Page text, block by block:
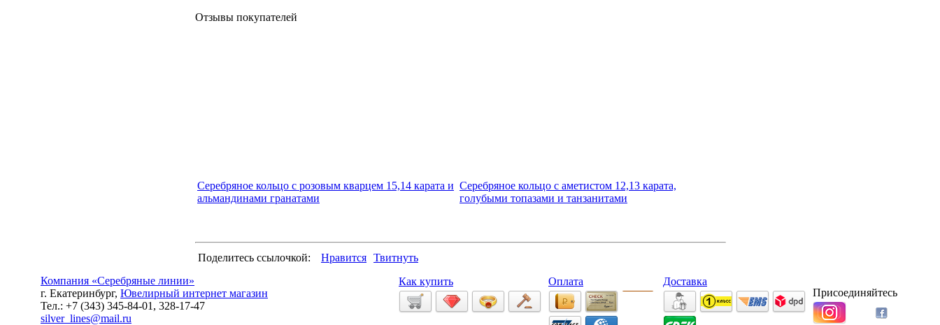
Отзывы покупателей
Серебряное кольцо с розовым кварцем 15,14 карата и
альмандинами гранатами
Серебряное кольцо с аметистом 12,13 карата,
голубыми топазами и танзанитами
Поделитесь ссылочкой: Нравится Твитнуть
Компания «Серебряные линии»
г. Екатеринбург, Ювелирный интернет магазин
Тел.: +7 (343) 345-84-01, 328-17-47
silver_lines@mail.ru
Как купить Оплата
Доставка
Присоединяйтесь